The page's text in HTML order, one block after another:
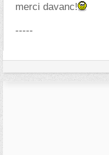
merci davanc!
-----